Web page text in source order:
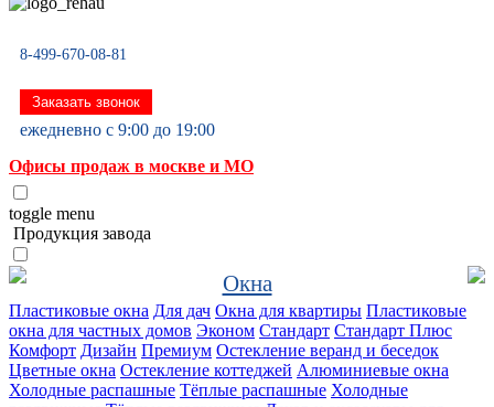
8-499-670-08-81
Заказать звонок
ежедневно с 9:00 до 19:00
Офисы продаж в москве и МО
toggle menu
Продукция завода
Окна
Пластиковые окна Для дач Окна для квартиры Пластиковые
окна для частных домов Эконом Стандарт Стандарт Плюс
Комфорт Дизайн Премиум Остекление веранд и беседок
Цветные окна Остекление коттеджей Алюминиевые окна
Холодные распашные Тёплые распашные Холодные